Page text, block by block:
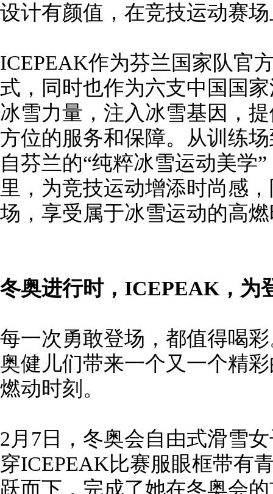
设计有颜值，在竞技运动赛
ICEPEAK作为芬兰国家队官
式，同时也作为六支中国国
冰雪力量，注入冰雪基因，
方位的服务和保障。从训练
自芬兰的“纯粹冰雪运动美学
里，为竞技运动增添时尚感
场，享受属于冰雪运动的高
冬奥进行时，ICEPEAK，为
每一次勇敢登场，都值得喝
奥健儿们带来一个又一个精
燃动时刻。
2月7日，冬奥会自由式滑雪
穿ICEPEAK比赛服眼框带有
跃而下，完成了她在冬奥会